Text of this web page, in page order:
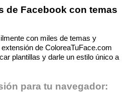
de Facebook con temas
con miles de temas y
de ColoreaTuFace.com
plantillas y darle un estilo único a
para tu navegador: